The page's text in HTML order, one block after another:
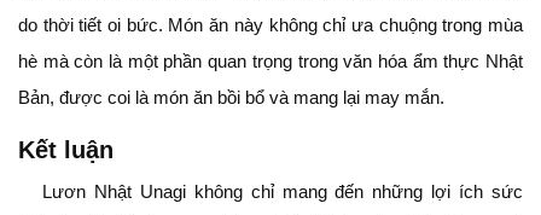
do thời tiết oi bức. Món ăn này không chỉ ưa chuộng trong mùa
hè mà còn là một phần quan trọng trong văn hóa ẩm thực Nhật
Bản, được coi là món ăn bồi bổ và mang lại may mắn.
Kết luận
Lươn Nhật Unagi không chỉ mang đến những lợi ích sức